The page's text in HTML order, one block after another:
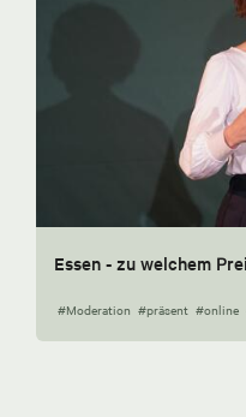
Essen - zu welchem
#Moderation #präsent #online